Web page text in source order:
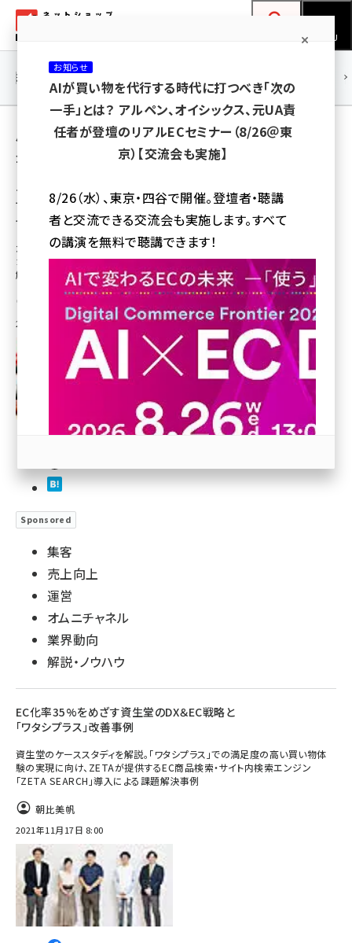
ン
ネットショップ担当者フォーラム
MENU
yahoo (1898)
楽天 (1869)
アスクル (1115)
base (1070)
ビィ・フォアード (772)
revico (738)
連載・特集 |
用語「ZETA」 が使われている記事の一覧
全 218 記事中 1 ～ 50 を表示中
デジタル時代の買い物行動の変化＆カスタ
マーエクスペリエンス向上を実現する3つのポ
イント
急速に変化する消費行動に対応するために押えておきたい「OMO」「CRO」、
カスタマーエクスペリエンス向上のポイントなどを、ZETAの山崎徳之社長が
解説
2020年10月8日 9:00
Sponsored
集客
売上向上
運営
オムニチャネル
業界動向
解説・ノウハウ
EC化率35%をめざす資生堂のDX＆EC戦略と
「ワタシプラス」改善事例
資生堂のケーススタディを解説。「ワタシプラス」での満足度の高い買い物体
験の実現に向け、ZETAが提供するEC商品検索・サイト内検索エンジン
「ZETA SEARCH」導入による課題解決事例
朝比美帆
2021年11月17日 8:00
お知らせ
AIが買い物を代行する時代に打つべき「次の
一手」とは？ アルペン、オイシックス、元UA責
任者が登壇のリアルECセミナー（8/26＠東
京）【交流会も実施】
8/26（水）、東京・四谷で開催。登壇者・聴講
者と交流できる交流会も実施します。すべて
の講演を無料で聴講できます！
参加登録はこちら↑